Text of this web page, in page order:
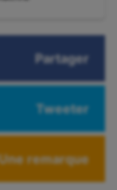
Partager
Tweeter
remarque